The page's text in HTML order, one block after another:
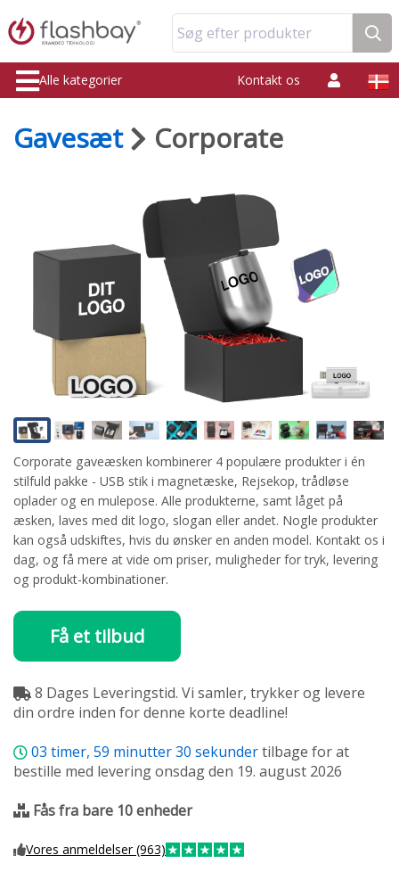
Søg efter produkter
Alle kategorier Kontakt os
Gavesæt Corporate
Corporate gaveæsken kombinerer 4 populære produkter i én
stilfuld pakke - USB stik i magnetæske, Rejsekop, trådløse
oplader og en mulepose. Alle produkterne, samt låget på
æsken, laves med dit logo, slogan eller andet. Nogle produkter
kan også udskiftes, hvis du ønsker en anden model. Kontakt os i
dag, og få mere at vide om priser, muligheder for tryk, levering
og produkt-kombinationer.
Få et tilbud
8 Dages Leveringstid. Vi samler, trykker og levere
din ordre inden for denne korte deadline!
03 timer, 59 minutter29 sekundertilbage for at
bestille med levering onsdag den 19. august 2026
Fås fra bare 10 enheder
Vores anmeldelser (963)